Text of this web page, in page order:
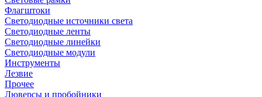
Флагштоки
Светодиодные источники света
Светодиодные ленты
Светодиодные линейки
Светодиодные модули
Инструменты
Лезвие
Прочее
Люверсы и пробойники